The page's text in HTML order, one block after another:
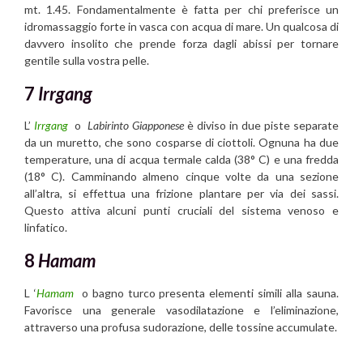
mt. 1.45. Fondamentalmente è fatta per chi preferisce un
idromassaggio forte in vasca con acqua di mare. Un qualcosa di
davvero insolito che prende forza dagli abissi per tornare
gentile sulla vostra pelle.
7 Irrgang
L’ Irrgang o Labirinto Giapponese è diviso in due piste separate
da un muretto, che sono cosparse di ciottoli. Ognuna ha due
temperature, una di acqua termale calda (38° C) e una fredda
(18° C). Camminando almeno cinque volte da una sezione
all’altra, si effettua una frizione plantare per via dei sassi.
Questo attiva alcuni punti cruciali del sistema venoso e
linfatico.
8 Hamam
L ‘Hamam o bagno turco presenta elementi simili alla sauna.
Favorisce una generale vasodilatazione e l’eliminazione,
attraverso una profusa sudorazione, delle tossine accumulate.